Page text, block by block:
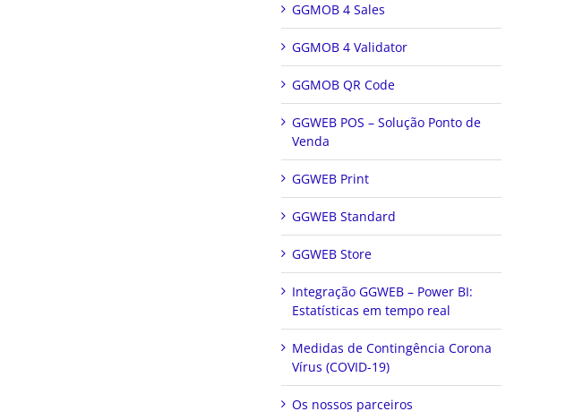
GGMOB 4 Sales
GGMOB 4 Validator
GGMOB QR Code
GGWEB POS – Solução Ponto de
Venda
GGWEB Print
GGWEB Standard
GGWEB Store
Integração GGWEB – Power BI:
Estatísticas em tempo real
Medidas de Contingência Corona
Vírus (COVID-19)
Os nossos parceiros